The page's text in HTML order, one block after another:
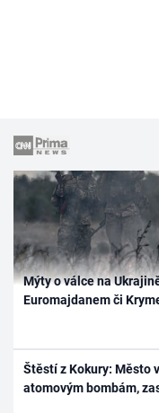
Mýty o válce na
Euromajdanem či
Štěstí z Kokury: Město
atomovým bombám,